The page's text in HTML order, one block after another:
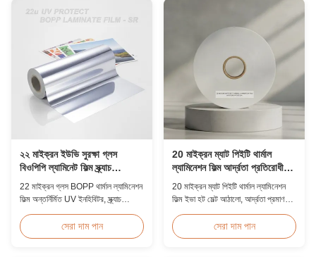
২২ মাইক্রন ইউভি সুরক্ষা গ্লস
বিওপিপি ল্যামিনেট ফিল্ম স্ক্র্যাচ
প্রতিরোধী
22 মাইক্রন গ্লস BOPP থার্মাল ল্যামিনেশন
ফিল্ম অন্তর্নির্মিত UV ইনহিবিটর, স্ক্র্যাচ
এবং ≥92% অপটিক্যাল স্বচ্ছতা, বহিরঙ্গন
সাইনেজ, পোস্টার এবং দীর্ঘমেয়াদী প্রদর্শন
সেরা দাম পান
20 মাইক্রন ম্যাট পিইটি থার্মাল
ল্যামিনেশন ফিল্ম আর্দ্রতা প্রতিরোধী
ইভিএ
20 মাইক্রন ম্যাট পিইটি থার্মাল ল্যামিনেশন
ফিল্ম ইভা হট মেল্ট আঠালো, আর্দ্রতা প্রমাণ
ল্যামিনেশনের জন্য উপযুক্ত।
সেরা দাম পান